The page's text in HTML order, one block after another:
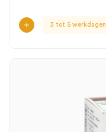
3 tot 5 werkdagen